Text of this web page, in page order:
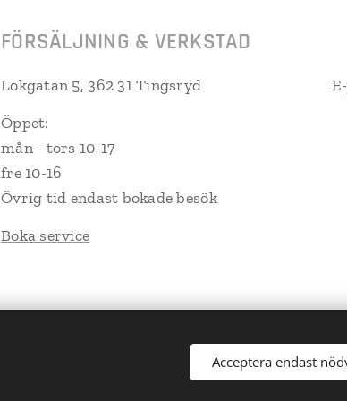
FÖRSÄLJNING & VERKSTAD
Lokgatan 5, 362 31 Tingsryd
Öppet:
mån - tors 10-17
fre 10-16
Övrig tid endast bokade besök
Boka service
Acceptera endast